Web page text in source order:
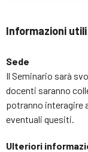
Informazioni utili
Sede
Il Seminario sarà
docenti saranno
potranno interagire
eventuali quesiti.
Ulteriori